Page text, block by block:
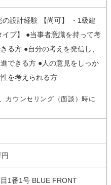
の設計経験 【尚可】 ・1級建
プ】 ●当事者意識を持って考
る方 ●自分の考えを発信し、
できる方 ●人の意見をしっか
を考えられる方
カウンセリング（面談）時に
1番1号 BLUE FRONT